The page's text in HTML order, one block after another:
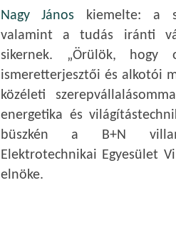
Nagy János kiemelte: a
valamint a tudás iránti
sikernek. „Örülök, hogy
ismeretterjesztői és alkotói
közéleti
energetika és
büszkén a B+N
Elektrotechnikai Egyesület
elnöke.